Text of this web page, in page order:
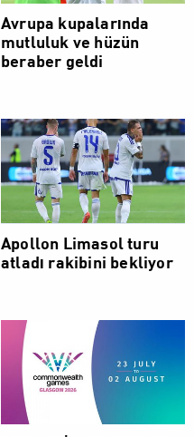
Avrupa kupalarında
mutluluk ve hüzün
beraber geldi
Apollon Limasol turu
atladı rakibini bekliyor